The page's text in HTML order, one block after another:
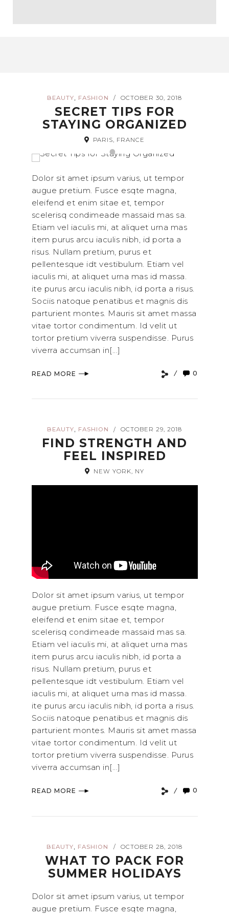
BEAUTY, FASHION / OCTOBER 30, 2018
SECRET TIPS FOR
STAYING ORGANIZED
PARIS, FRANCE
Dolor sit amet ipsum varius, ut tempor
augue pretium. Fusce esqte magna,
eleifend et enim sitae et, tempor
scelerisq condimeade massaid mas sa.
Etiam vel iaculis mi, at aliquet urna mas
item purus arcu iaculis nibh, id porta a
risus. Nullam pretium, purus et
pellentesque idt vestibulum. Etiam vel
iaculis mi, at aliquet urna mas id massa.
ite purus arcu iaculis nibh, id porta a risus.
Sociis natoque penatibus et magnis dis
parturient montes. Mauris sit amet massa
vitae tortor condimentum. Id velit ut
tortor pretium viverra suspendisse. Purus
viverra accumsan in[...]
READ MORE 0
BEAUTY, FASHION / OCTOBER 29, 2018
FIND STRENGTH AND
FEEL INSPIRED
NEW YORK, NY
Dolor sit amet ipsum varius, ut tempor
augue pretium. Fusce esqte magna,
eleifend et enim sitae et, tempor
scelerisq condimeade massaid mas sa.
Etiam vel iaculis mi, at aliquet urna mas
item purus arcu iaculis nibh, id porta a
risus. Nullam pretium, purus et
pellentesque idt vestibulum. Etiam vel
iaculis mi, at aliquet urna mas id massa.
ite purus arcu iaculis nibh, id porta a risus.
Sociis natoque penatibus et magnis dis
parturient montes. Mauris sit amet massa
vitae tortor condimentum. Id velit ut
tortor pretium viverra suspendisse. Purus
viverra accumsan in[...]
READ MORE 0
BEAUTY FASHION / OCTOBER 28, 2018
WHAT TO PACK FOR
SUMMER HOLIDAYS
Dolor sit amet ipsum varius, ut tempor
augue pretium. Fusce esqte magna,